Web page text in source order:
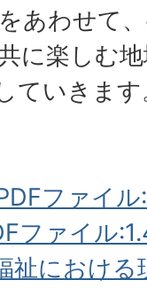
あわせて
に楽しむ
ていきま
ファイル
ファイル
祉におけ